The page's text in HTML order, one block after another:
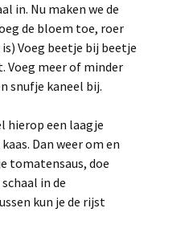
in. Nu maken we de
de bloem toe, roer
Voeg beetje bij beetje
Voeg meer of minder
snufje kaneel bij.
hierop een laagje
Dan weer om en
tomatensaus, doe
in de
kun je de rijst